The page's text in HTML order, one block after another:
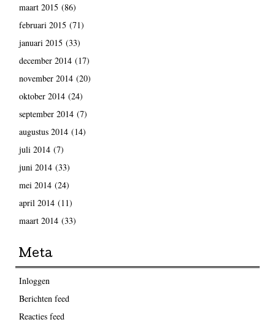
maart 2015 (86)
februari 2015 (71)
januari 2015 (33)
december 2014(17)
november 2014(20)
oktober 2014(24)
september 2014(7)
augustus 2014(14)
juli 2014(7)
juni 2014(33)
mei 2014(24)
april 2014(11)
maart 2014(33)
Meta
Inloggen
Berichten feed
Reacties feed